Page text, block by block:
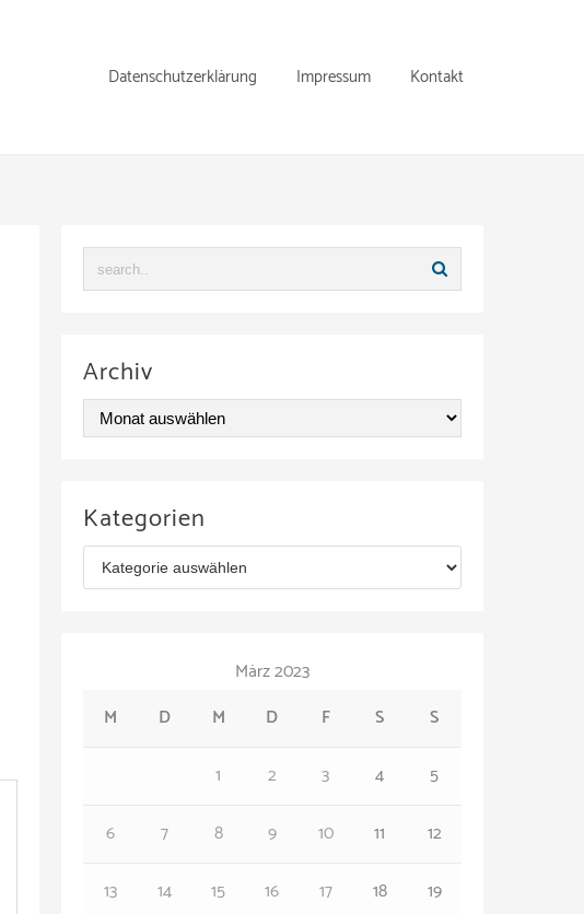
Datenschutzerklärung Impressum Kontakt
Archiv
hKategorien
März 2023
M
D M D F S
S
1
2 3 4
5
6
7 8 9 10 11
12
13
14 15 16 17 18
19